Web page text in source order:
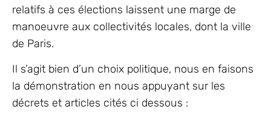
relatifs à ces élections laissent une marge de
manoeuvre aux collectivités locales, dont la ville
de Paris.
Il s’agit bien d’un choix politique, nous en faisons
la démonstration en nous appuyant sur les
décrets et articles cités ci dessous :